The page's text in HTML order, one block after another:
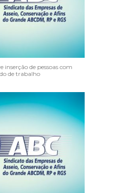
inserção de pessoas com
de trabalho